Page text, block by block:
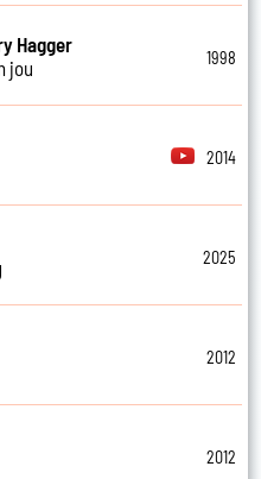
Hagger
jou
1998
2014
2025
2012
2012